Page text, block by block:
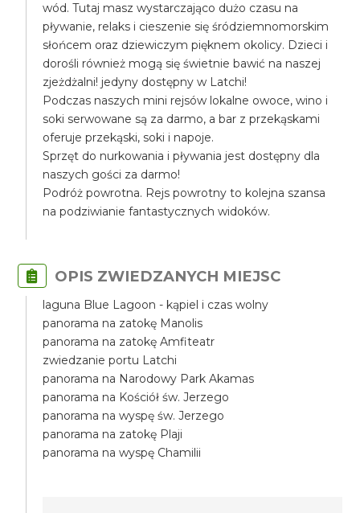
wód. Tutaj masz wystarczająco dużo czasu na
pływanie, relaks i cieszenie się śródziemnomorskim
słońcem oraz dziewiczym pięknem okolicy. Dzieci i
dorośli również mogą się świetnie bawić na naszej
zjeżdżalni! jedyny dostępny w Latchi!
Podczas naszych mini rejsów lokalne owoce, wino i
soki serwowane są za darmo, a bar z przekąskami
oferuje przekąski, soki i napoje.
Sprzęt do nurkowania i pływania jest dostępny dla
naszych gości za darmo!
Podróż powrotna. Rejs powrotny to kolejna szansa
na podziwianie fantastycznych widoków.
OPIS ZWIEDZANYCH MIEJSC
laguna Blue Lagoon - kąpiel i czas wolny
panorama na zatokę Manolis
panorama na zatokę Amfiteatr
zwiedzanie portu Latchi
panorama na Narodowy Park Akamas
panorama na Kościół św. Jerzego
panorama na wyspę św. Jerzego
panorama na zatokę Plaji
panorama na wyspę Chamilii